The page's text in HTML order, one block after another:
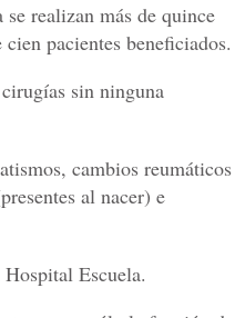
realizan más de quince
pacientes beneficiados.
sin ninguna
cambios reumáticos
al nacer) e
Escuela.